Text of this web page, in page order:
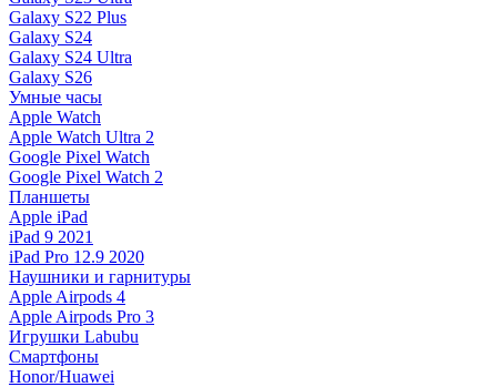
Galaxy S22 Plus
Galaxy S24
Galaxy S24 Ultra
Galaxy S26
Умные часы
Apple Watch
Apple Watch Ultra 2
Google Pixel Watch
Google Pixel Watch 2
Планшеты
Apple iPad
iPad 9 2021
iPad Pro 12.9 2020
Наушники и гарнитуры
Apple Airpods 4
Apple Airpods Pro 3
Игрушки Labubu
Смартфоны
Honor/Huawei